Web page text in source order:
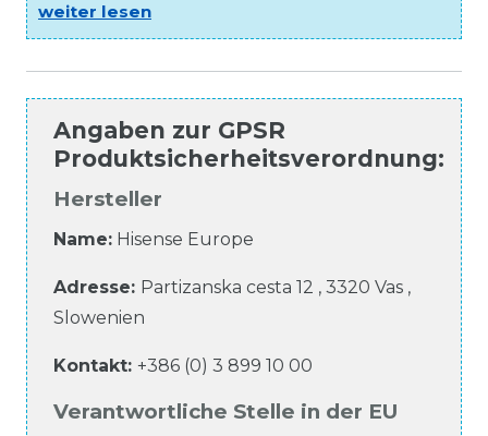
weiter lesen
Angaben zur GPSR
Produktsicherheitsverordnung:
Hersteller
Name: Hisense Europe
Adresse: Partizanska cesta 12 , 3320 Vas ,
Slowenien
Kontakt: +386 (0) 3 899 10 00
Verantwortliche Stelle in der EU